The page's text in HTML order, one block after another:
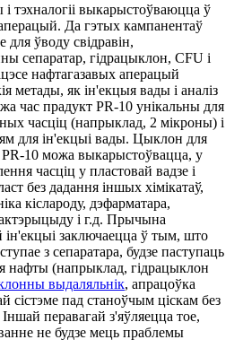
тэхналогіі выкарыстоўваюцца ў
Да гэтых кампанентаў
для ўводу свідравін,
сепаратар, гідрацыклон, CFU і
нафтагазавых аперацый
метады, як ін'екцыя вады і аналіз
час прадукт PR-10 унікальны для
часціц (напрыклад, 2 мікроны) і
для ін'екцыі вады. Цыклон для
PR-10 можа выкарыстоўвацца, у
часціц у пластовай вадзе і
без дадання іншых хімікатаў,
кіслароду, дэфарматара,
і г.д. Прычына
ін'екцыі заключаецца ў тым, што
з сепаратара, будзе паступаць
нафты (напрыклад, гідрацыклон
выдаляльнік, апрацоўка
сістэме пад станоўчым ціскам без
перавагай з'яўляецца тое,
не будзе мець праблемы